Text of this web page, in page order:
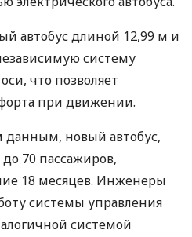
автобус длиной 12,99 м и
систему
что позволяет
при движении.
данным, новый автобус,
70 пассажиров,
18 месяцев. Инженеры
системы управления
системой